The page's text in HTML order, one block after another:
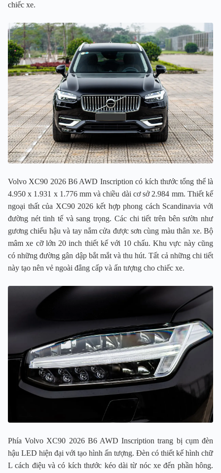
chiếc xe.
Volvo XC90 2026 B6 AWD Inscription có kích thước tổng thể là
4.950 x 1.931 x 1.776 mm và chiều dài cơ sở 2.984 mm. Thiết kế
ngoại thất của XC90 2026 kết hợp phong cách Scandinavia với
đường nét tinh tế và sang trọng. Các chi tiết trên bên sườn như
gương chiếu hậu và tay nắm cửa được sơn cùng màu thân xe. Bộ
mâm xe cỡ lớn 20 inch thiết kế với 10 chấu. Khu vực này cũng
có những đường gân dập bắt mắt và thu hút. Tất cả những chi tiết
này tạo nên vẻ ngoài đẳng cấp và ấn tượng cho chiếc xe.
Phía Volvo XC90 2026 B6 AWD Inscription trang bị cụm đèn
hậu LED hiện đại với tạo hình ấn tượng. Đèn có thiết kế hình chữ
L cách điệu và có kích thước kéo dài từ nóc xe đến phần hông.